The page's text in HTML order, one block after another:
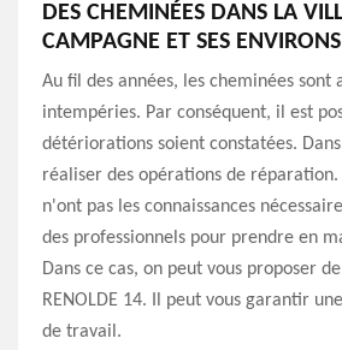
DES CHEMINÉES DANS LA
CAMPAGNE ET SES ENVIRONS
Au fil des années, les cheminées sont
intempéries. Par conséquent, il est
détériorations soient constatées.
réaliser des opérations de réparation.
n'ont pas les connaissances
des professionnels pour prendre en
Dans ce cas, on peut vous proposer
RENOLDE 14. Il peut vous garantir
de travail.